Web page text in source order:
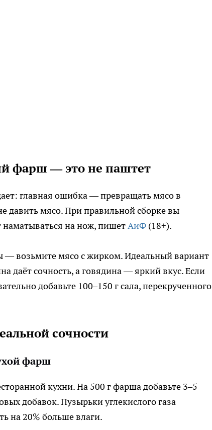
фарш — это не паштет
главная ошибка — превращать мясо в
давить мясо. При правильной сборке вы
наматываться на нож, пишетАиФ (18+).
— возьмите мясо с жирком. Идеальный вариант
даёт сочность, а говядина — яркий вкус. Если
добавьте 100–150 г сала, перекрученного
сочности
фарш
кухни. На 500 г фарша добавьте 3–5
добавок. Пузырьки углекислого газа
на 20% больше влаги.